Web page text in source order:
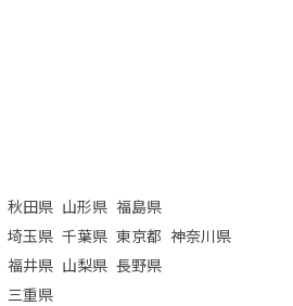
秋田県 山形県 福島県
埼玉県 千葉県 東京都 神奈川県
福井県 山梨県 長野県
三重県